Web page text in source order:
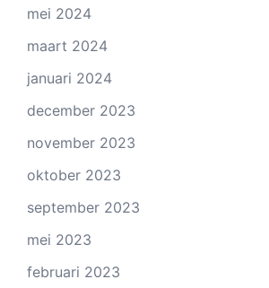
mei 2024
maart 2024
januari 2024
december 2023
november 2023
oktober 2023
september 2023
mei 2023
februari 2023